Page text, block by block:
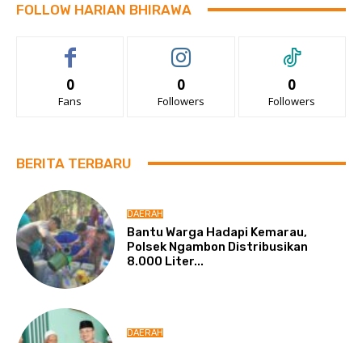
FOLLOW HARIAN BHIRAWA
0
Fans
0
Followers
0
Followers
BERITA TERBARU
DAERAH
Bantu Warga Hadapi Kemarau,
Polsek Ngambon Distribusikan
8.000 Liter...
DAERAH